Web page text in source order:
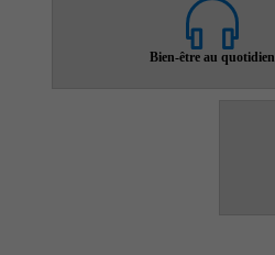
Bien-être au quotidien